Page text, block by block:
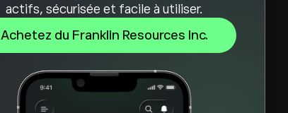
actifs, sécurisée et facile à utiliser.
Achetez du Franklin Resources Inc.